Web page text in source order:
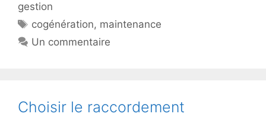
gestion
Étiquettes
cogénération, maintenance
Un commentaire
Choisir le raccordement